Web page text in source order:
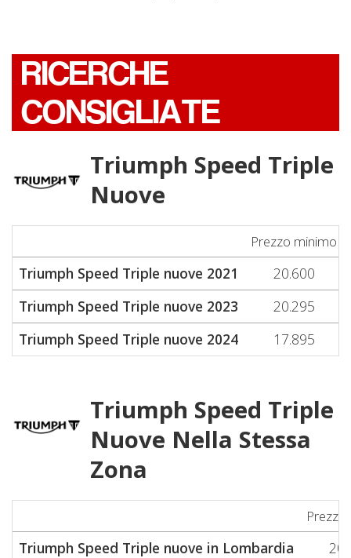
RICERCHE
CONSIGLIATE
Triumph Speed Triple
Nuove
Prezzo minimo
Triumph Speed Triple nuove 2021
20.600
Triumph Speed Triple nuove 2023
20.295
Triumph Speed Triple nuove 2024
17.895
Triumph Speed Triple
Nuove Nella Stessa
Zona
Triumph Speed Triple nuove in Lombardia